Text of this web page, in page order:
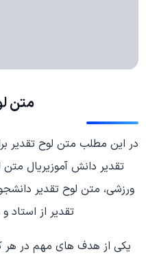
متن
در این مطلب متن لوح تقدیر
تقدیر دانش آموزیريال
ورزشی، متن لوح تقدیر
تقدیر از استاد
یکی از هدف های مهم در